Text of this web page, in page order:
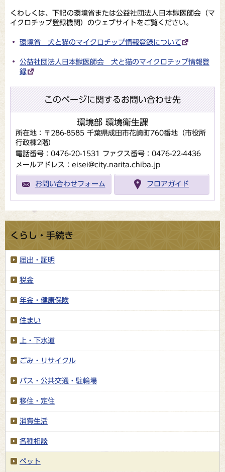
くわしくは、下記の環境省または公益社団法人日本獣医師会（マ
イクロチップ登録機関）のウェブサイトをご覧ください。
環境省 犬と猫のマイクロチップ情報登録について
公益社団法人日本獣医師会 犬と猫のマイクロチップ情報登
録
このページに関するお問い合わせ先
環境部 環境衛生課
所在地：〒286-8585 千葉県成田市花崎町760番地（市役所
行政棟2階）
電話番号：0476-20-1531
ファクス番号：0476-22-4436
メールアドレス：eisei@city.narita.chiba.jp
お問い合わせフォーム フロアガイド
くらし・手続き
届出・証明
税金
年金・健康保険
住まい
上・下水道
ごみ・リサイクル
バス・公共交通・駐輪場
移住・定住
消費生活
各種相談
ペット